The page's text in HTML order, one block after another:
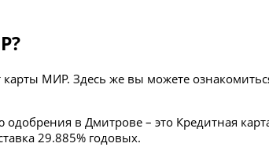
МИР. Здесь же вы можете
в Дмитрове – это Кредитная
29.885% годовых.